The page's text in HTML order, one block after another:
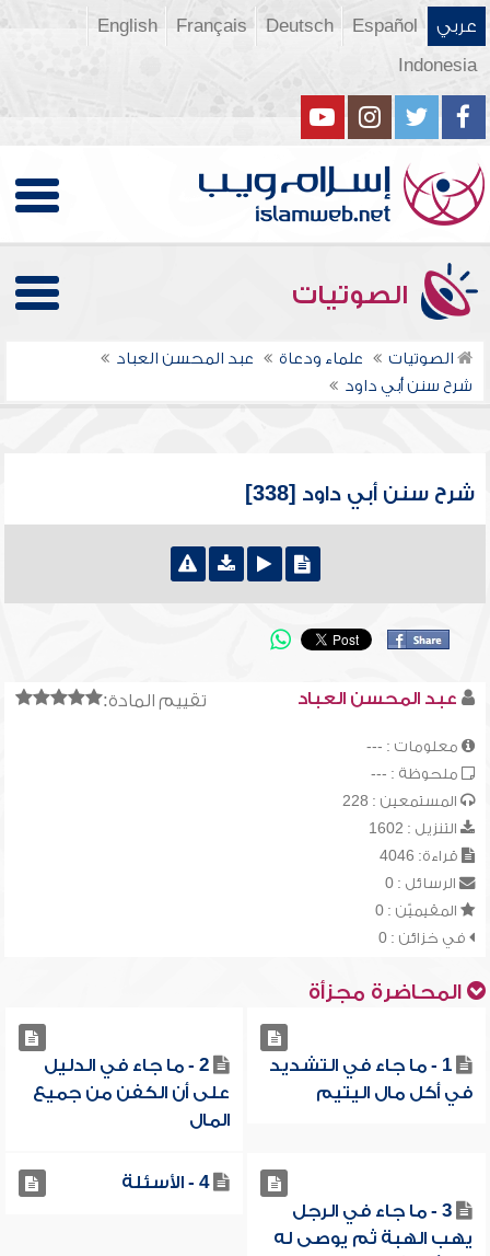
عربي Español
Deutsch
Français
English
Indonesia
الصوتيات
الصوتيات علماء ودعاة
عبد المحسن العباد
شرح سنن أبي داود
شرح سنن أبي داود [338]
تقييم المادة: عبد المحسن العباد
معلومات : ---
ملحوظة : ---
المستمعين : 228
التنزيل : 1602
قراءة: 4046
الرسائل : 0
المقيميّن : 0
في خزائن : 0
المحاضرة مجزأة
1 - ما جاء في التشديد
في أكل مال اليتيم
2 - ما جاء في الدليل
على أن الكفن من جميع
المال
3 - ما جاء في الرجل
يهب الهبة ثم يوصى له
4 - الأسئلة